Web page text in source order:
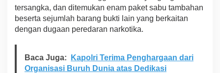
tersangka, dan ditemukan enam paket sabu tambahan
beserta sejumlah barang bukti lain yang berkaitan
dengan dugaan peredaran narkotika.
Baca Juga:
Kapolri Terima Penghargaan dari
Organisasi Buruh Dunia atas Dedikasi